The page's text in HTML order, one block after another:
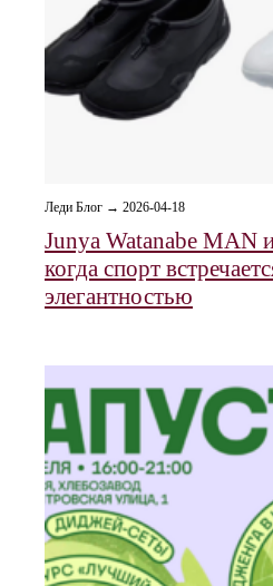
Леди Блог → 2026-04-18
Junya Watanabe MAN
когда спорт
элегантностью